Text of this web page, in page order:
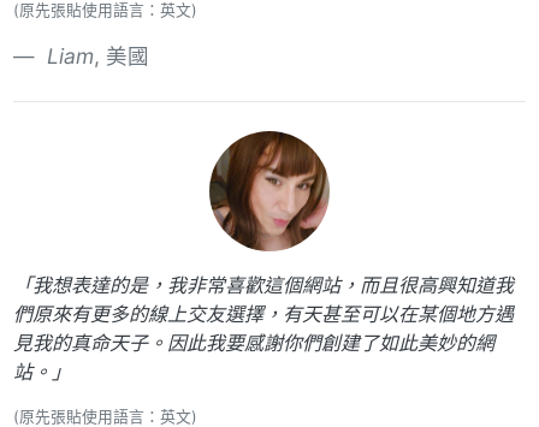
(原先張貼使用語言：英文)
Liam, 美國
「我想表達的是，我非常喜歡這個網站，而且很高興知道我
們原來有更多的線上交友選擇，有天甚至可以在某個地方遇
見我的真命天子。因此我要感謝你們創建了如此美妙的網
站。」
(原先張貼使用語言：英文)